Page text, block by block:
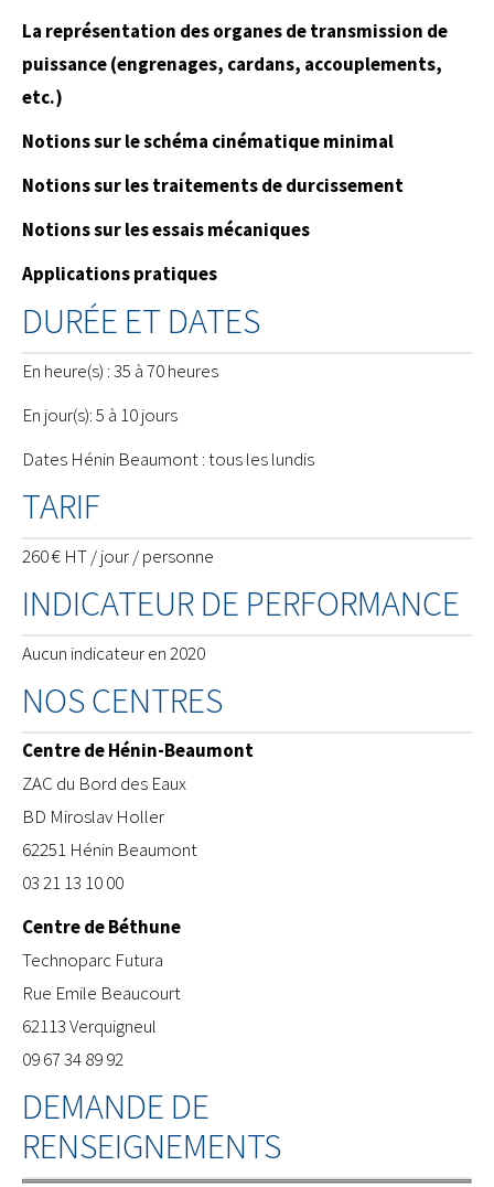
La représentation des organes de transmission de
puissance (engrenages, cardans, accouplements,
etc.)
Notions sur le schéma cinématique minimal
Notions sur les traitements de durcissement
Notions sur les essais mécaniques
Applications pratiques
DURÉE ET DATES
En heure(s) : 35 à 70 heures
En jour(s): 5 à 10 jours
Dates Hénin Beaumont : tous les lundis
TARIF
260 € HT / jour / personne
INDICATEUR DE PERFORMANCE
Aucun indicateur en 2020
NOS CENTRES
Centre de Hénin-Beaumont
ZAC du Bord des Eaux
BD Miroslav Holler
62251 Hénin Beaumont
03 21 13 10 00
Centre de Béthune
​Technoparc Futura
Rue Emile Beaucourt
62113 Verquigneul
09 67 34 89 92
DEMANDE DE
RENSEIGNEMENTS